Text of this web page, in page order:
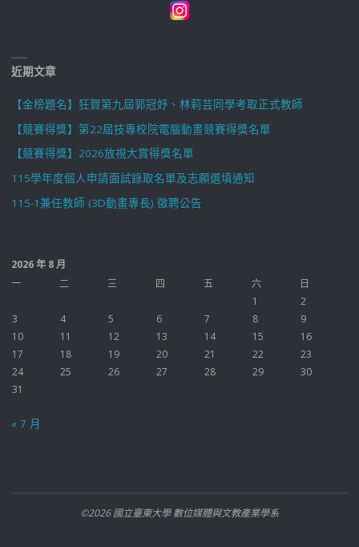
近期文章
【金榜題名】狂賀第九屆郭冠妤、林莉芸同學考取正式教師
【競賽得獎】第22屆技專校院電腦動畫競賽得獎名單
【競賽得獎】2026放視大賞得獎名單
115學年度個人申請面試錄取名單及志願選填通知
115-1兼任教師 (3D動畫專長) 徵聘公告
2026 年 8 月
一
二 三 四 五 六
日
1
2
3
4 5 6 7 8
9
10
11 12 13 14 15
16
17
18 19 20 21 22
23
24
25 26 27 28 29
30
31
« 7 月
©2026 國立臺東大學 數位媒體與文教產業學系